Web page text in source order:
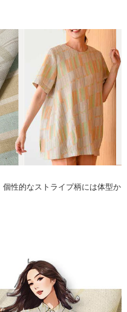
性的なストライプ柄には体型か